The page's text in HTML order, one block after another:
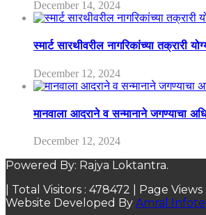
December 14, 2024
स्मार्ट सारथीवरील नागरिकांच्या तक्रारी
December 12, 2024
मानवाला आदराने व सन्मानाने जगण्याचा
December 12, 2024
Powered By: Rajya Loktantra.
| Total Visitors : 478472 | Page Views :
Website Developed By Amral